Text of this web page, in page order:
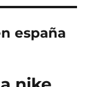
españa